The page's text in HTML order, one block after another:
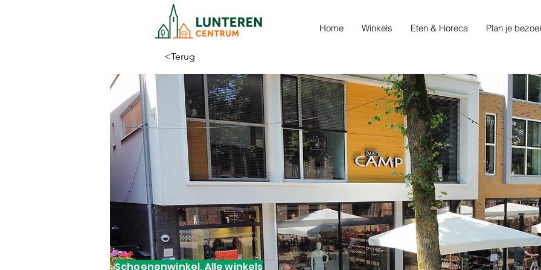
Home Winkels Eten & Horeca Plan je
<Terug
Schoenenwinkel, Alle winkels